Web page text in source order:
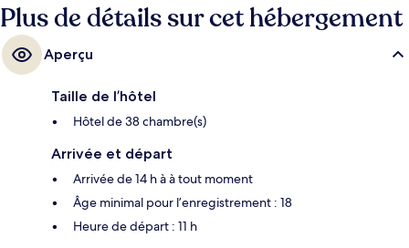
Plus de détails sur cet hébergement
Aperçu
Taille de l’hôtel
Hôtel de 38 chambre(s)
Arrivée et départ
Arrivée de 14 h à à tout moment
Âge minimal pour l’enregistrement : 18
Heure de départ : 11 h